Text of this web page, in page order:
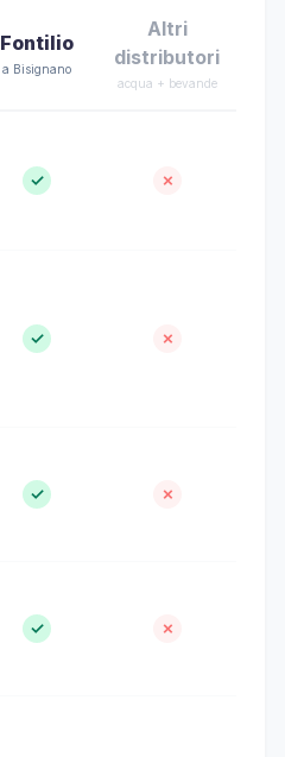
Fontilio
a Bisignano
Altri
distributori
acqua + bevande
✓ ✗
✓ ✗
✓ ✗
✓ ✗